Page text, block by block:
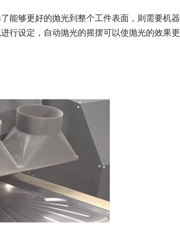
能够更好的抛光到整个工件表面，则需要机器
行设定，自动抛光的摇摆可以使抛光的效果更